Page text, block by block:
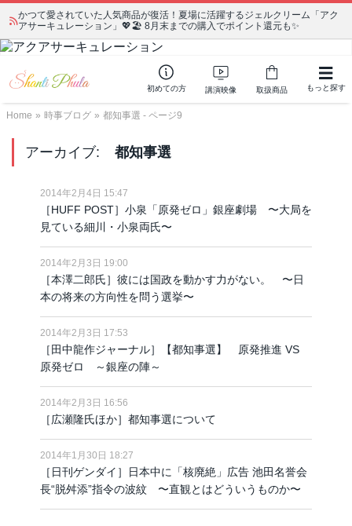
かつて愛されていた人気商品が復活！夏場に活躍するジェルクリーム「アク
アサーキュレーション」💖🏖️ 8月末までの購入でポイント還元も✨
初めての方 講演映像 取扱商品 もっと探す
Home » 時事ブログ » 都知事選 - ページ9
アーカイブ: 都知事選
2014年2月4日 15:47
［HUFF POST］小泉「原発ゼロ」銀座劇場 〜大局を
見ている細川・小泉両氏〜
2014年2月3日 19:00
［本澤二郎氏］彼には国政を動かす力がない。 〜日
本の将来の方向性を問う選挙〜
2014年2月3日 17:53
［田中龍作ジャーナル］【都知事選】 原発推進 VS
原発ゼロ ～銀座の陣～
2014年2月3日 16:56
［広瀬隆氏ほか］都知事選について
2014年1月30日 18:27
［日刊ゲンダイ］日本中に「核廃絶」広告 池田名誉会
長“脱舛添”指令の波紋 〜直観とはどういうものか〜